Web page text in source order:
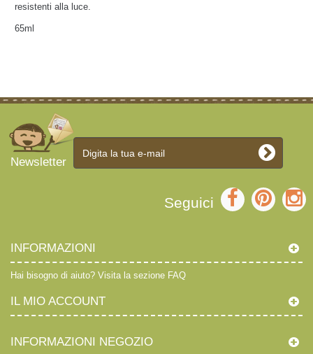
resistenti alla luce.
65ml
Newsletter
Seguici
INFORMAZIONI
Hai bisogno di aiuto? Visita la sezione FAQ
IL MIO ACCOUNT
INFORMAZIONI NEGOZIO